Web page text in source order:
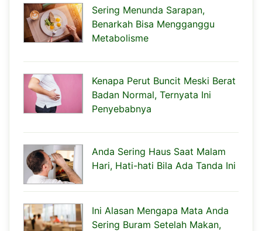
Sering Menunda Sarapan,
Benarkah Bisa Mengganggu
Metabolisme
Kenapa Perut Buncit Meski Berat
Badan Normal, Ternyata Ini
Penyebabnya
Anda Sering Haus Saat Malam
Hari, Hati-hati Bila Ada Tanda Ini
Ini Alasan Mengapa Mata Anda
Sering Buram Setelah Makan,